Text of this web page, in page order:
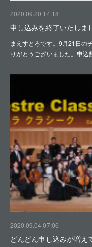
2020.09.20 14:18
申し込みを終了いたしま
まえすとろです。9月21日の
りがとうございました。申
2020.09.04 07:06
どんどん申し込みが増え